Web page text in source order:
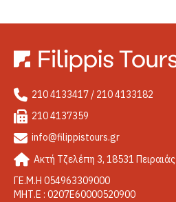
210 4133417 / 210 4133182
210 4137359
info@filippistours.gr
Ακτή Τζελέπη 3, 18531 Πειραιάς
ΓΕ.Μ.Η 054963309000
ΜΗΤ.Ε : 0207Ε60000520900